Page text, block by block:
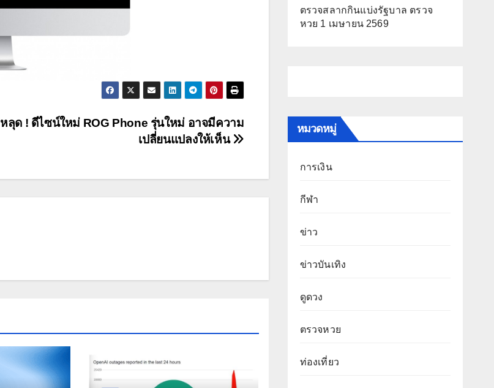
หลุด ! ดีไซน์ใหม่ ROG Phone รุ่นใหม่ อาจมีความ
เปลี่ยนแปลงให้เห็น
ตรวจสลากกินแบ่งรัฐบาล ตรวจ
หวย 1 เมษายน 2569
หมวดหมู่
การเงิน
กีฬา
ข่าว
ข่าวบันเทิง
ดูดวง
ตรวจหวย
ท่องเที่ยว